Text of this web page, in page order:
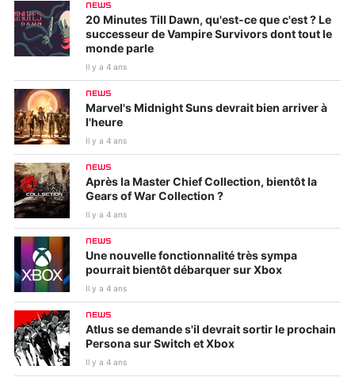
NEWS
20 Minutes Till Dawn, qu'est-ce que c'est ? Le
successeur de Vampire Survivors dont tout le
monde parle
Il y a 4 ans
NEWS
Marvel's Midnight Suns devrait bien arriver à
l'heure
Il y a 4 ans
NEWS
Après la Master Chief Collection, bientôt la
Gears of War Collection ?
Il y a 4 ans
NEWS
Une nouvelle fonctionnalité très sympa
pourrait bientôt débarquer sur Xbox
Il y a 4 ans
NEWS
Atlus se demande s'il devrait sortir le prochain
Persona sur Switch et Xbox
Il y a 4 ans